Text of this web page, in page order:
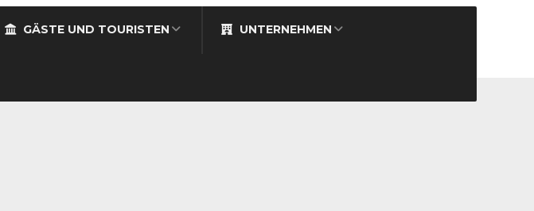
GÄSTE UND TOURISTEN UNTERNEHMEN